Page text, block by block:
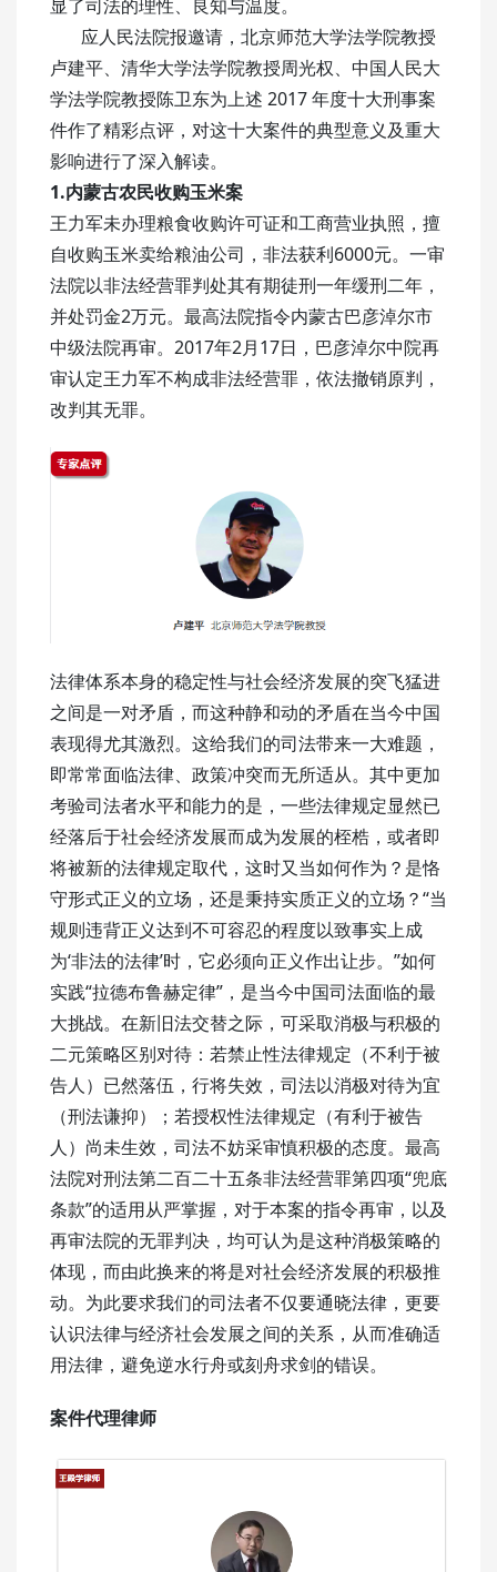
显了司法的理性、良知与温度。
应人民法院报邀请，北京师范大学法学院教授
卢建平、清华大学法学院教授周光权、中国人民大
学法学院教授陈卫东为上述 2017 年度十大刑事案
件作了精彩点评，对这十大案件的典型意义及重大
影响进行了深入解读。
1.内蒙古农民收购玉米案
王力军未办理粮食收购许可证和工商营业执照，擅
自收购玉米卖给粮油公司，非法获利6000元。一审
法院以非法经营罪判处其有期徒刑一年缓刑二年，
并处罚金2万元。最高法院指令内蒙古巴彦淖尔市
中级法院再审。2017年2月17日，巴彦淖尔中院再
审认定王力军不构成非法经营罪，依法撤销原判，
改判其无罪。
法律体系本身的稳定性与社会经济发展的突飞猛进
之间是一对矛盾，而这种静和动的矛盾在当今中国
表现得尤其激烈。这给我们的司法带来一大难题，
即常常面临法律、政策冲突而无所适从。其中更加
考验司法者水平和能力的是，一些法律规定显然已
经落后于社会经济发展而成为发展的桎梏，或者即
将被新的法律规定取代，这时又当如何作为？是恪
守形式正义的立场，还是秉持实质正义的立场？“当
规则违背正义达到不可容忍的程度以致事实上成
为‘非法的法律’时，它必须向正义作出让步。”如何
实践“拉德布鲁赫定律”，是当今中国司法面临的最
大挑战。在新旧法交替之际，可采取消极与积极的
二元策略区别对待：若禁止性法律规定（不利于被
告人）已然落伍，行将失效，司法以消极对待为宜
（刑法谦抑）；若授权性法律规定（有利于被告
人）尚未生效，司法不妨采审慎积极的态度。最高
法院对刑法第二百二十五条非法经营罪第四项“兜底
条款”的适用从严掌握，对于本案的指令再审，以及
再审法院的无罪判决，均可认为是这种消极策略的
体现，而由此换来的将是对社会经济发展的积极推
动。为此要求我们的司法者不仅要通晓法律，更要
认识法律与经济社会发展之间的关系，从而准确适
用法律，避免逆水行舟或刻舟求剑的错误。
案件代理律师